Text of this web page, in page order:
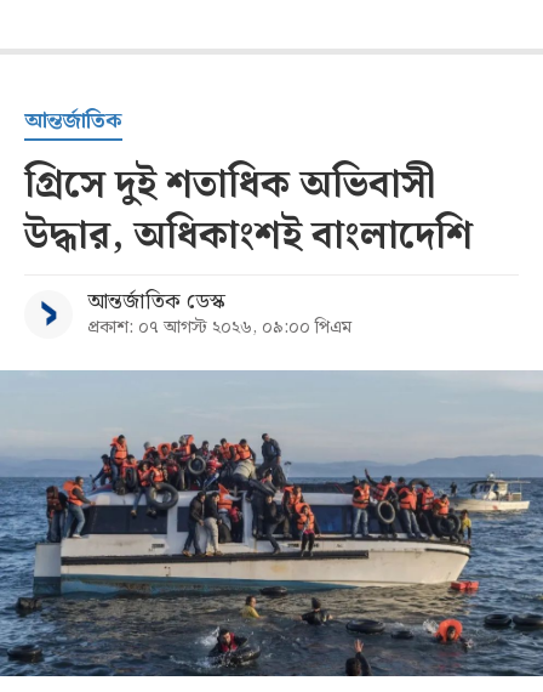
আন্তর্জাতিক
গ্রিসে দুই শতাধিক অভিবাসী
উদ্ধার, অধিকাংশই বাংলাদেশি
আন্তর্জাতিক ডেস্ক
প্রকাশ: ০৭ আগস্ট ২০২৬, ০৯:০০ পিএম